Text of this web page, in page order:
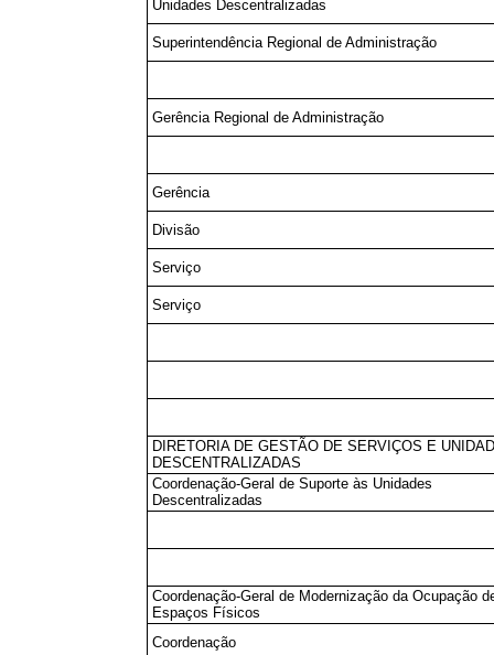
Unidades Descentralizadas
Superintendência Regional de Administração
Gerência Regional de Administração
Gerência
Divisão
Serviço
Serviço
DIRETORIA DE GESTÃO DE SERVIÇOS E
DESCENTRALIZADAS
Coordenação-Geral de Suporte às Unidades
Descentralizadas
Coordenação-Geral de Modernização da Ocupação
Espaços Físicos
Coordenação